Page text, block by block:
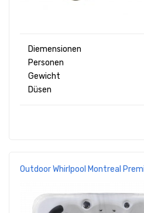
Diemensionen
Personen
Gewicht
Düsen
Outdoor Whirlpool Montreal